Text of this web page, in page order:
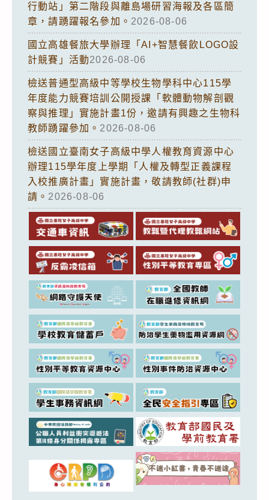
行動站」第二階段與離島場研習海報及各區簡
章，請踴躍報名參加。 2026-08-06
國立高雄餐旅大學辦理「AI+智慧餐飲LOGO設
計競賽」活動2026-08-06
檢送普通型高級中等學校生物學科中心115學
年度能力競賽培訓公開授課「軟體動物解剖觀
察與推理」實施計畫1份，邀請有興趣之生物科
教師踴躍參加。 2026-08-06
檢送國立臺南女子高級中學人權教育資源中心
辦理115學年度上學期「人權及轉型正義課程
入校推廣計畫」實施計畫，敬請教師(社群)申
請。 2026-08-06